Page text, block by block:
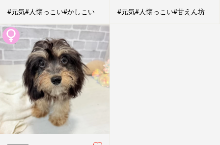
#元気#人懐っこい#かしこい #元気#人懐っこい#甘えん坊